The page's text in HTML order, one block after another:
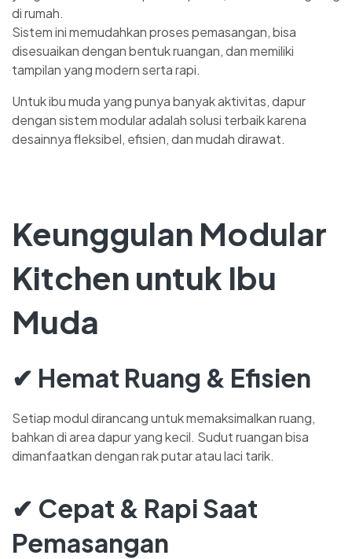
di rumah.
Sistem ini memudahkan proses pemasangan, bisa
disesuaikan dengan bentuk ruangan, dan memiliki
tampilan yang modern serta rapi.
Untuk ibu muda yang punya banyak aktivitas, dapur
dengan sistem modular adalah solusi terbaik karena
desainnya fleksibel, efisien, dan mudah dirawat.
Keunggulan Modular
Kitchen untuk Ibu
Muda
✔ Hemat Ruang & Efisien
Setiap modul dirancang untuk memaksimalkan ruang,
bahkan di area dapur yang kecil. Sudut ruangan bisa
dimanfaatkan dengan rak putar atau laci tarik.
✔ Cepat & Rapi Saat
Pemasangan